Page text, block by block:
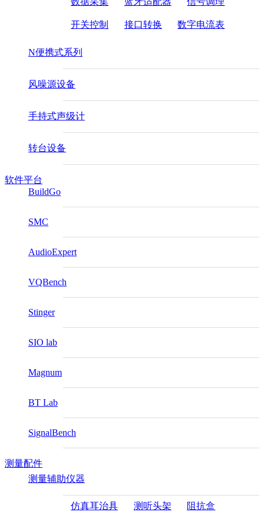
开关控制 接口转换 数字电流表
N便携式系列
风噪源设备
手持式声级计
转台设备
软件平台
BuildGo
SMC
AudioExpert
VQBench
Stinger
SIO lab
Magnum
BT Lab
SignalBench
测量配件
测量辅助仪器
仿真耳治具 测听头架 阻抗盒